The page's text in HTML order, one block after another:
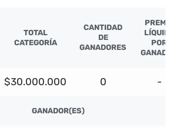
TOTAL
CATEGORÍA
CANTIDAD
DE
GANADORES
PREMIO
LÍQUIDO
POR
GANADOR
$30.000.000 0 -
GANADOR(ES)